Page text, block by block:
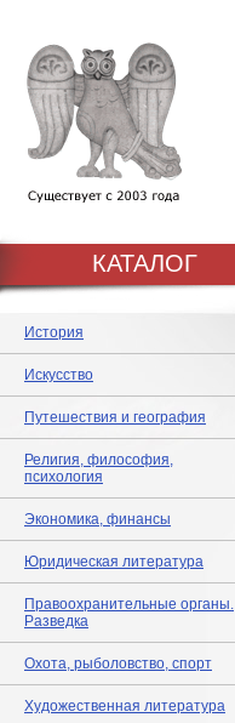
КАТАЛОГ
История
Искусство
Путешествия и география
Религия, философия,
психология
Экономика, финансы
Юридическая литература
Правоохранительные органы.
Разведка
Охота, рыболовство, спорт
Художественная литература